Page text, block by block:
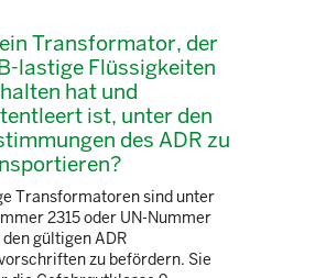
Transformator, der
lastige Flüssigkeiten
hat und
ist, unter den
des ADR zu
Transformatoren sind unter
2315 oder UN-Nummer
gültigen ADR
zu befördern. Sie